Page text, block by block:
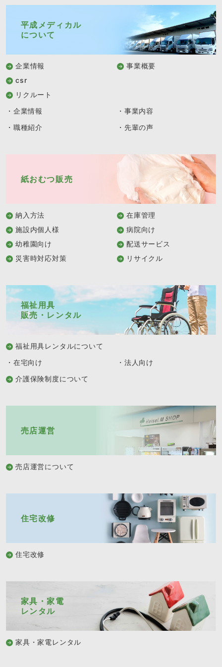
平成メディカル
について
企業情報
事業概要
csr
リクルート
・企業情報
・事業内容
・職種紹介
・先輩の声
紙おむつ販売
納入方法
在庫管理
施設内個人様
病院向け
幼稚園向け
配送サービス
災害時対応対策
リサイクル
福祉用具
販売・レンタル
福祉用具レンタルについて
・在宅向け
・法人向け
介護保険制度について
売店運営
売店運営について
住宅改修
住宅改修
家具・家電
レンタル
家具・家電レンタル